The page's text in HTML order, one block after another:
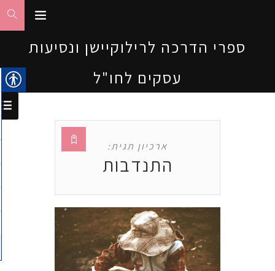
ספרי הדרכה לרילוקיישן ונסיעות
עסקים לחו"ל
ארכיון תגית:
התנדבות